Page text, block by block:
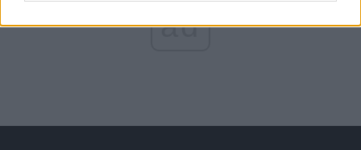
ad